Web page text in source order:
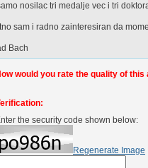
nosilac tri medalje vec i tri
sam i radno zainteresiran da
Bach
would you rate the quality of this
the security code shown below:
Regenerate Image